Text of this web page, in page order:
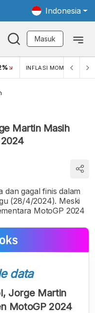
Indonesia
Masuk
INFLASI MOM (APR)
Martin Masih
gagal finis dalam
(28/4/2024). Meski
MotoGP 2024
data
Jorge Martin
MotoGP 2024